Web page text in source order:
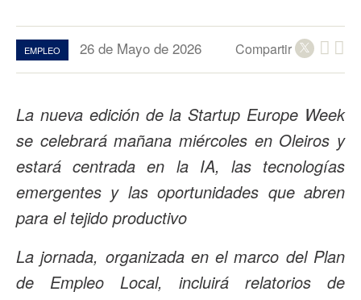
EMPLEO 26 de Mayo de 2026 Compartir
La nueva edición de la Startup Europe Week
se celebrará mañana miércoles en Oleiros y
estará centrada en la IA, las tecnologías
emergentes y las oportunidades que abren
para el tejido productivo
La jornada, organizada en el marco del Plan
de Empleo Local, incluirá relatorios de